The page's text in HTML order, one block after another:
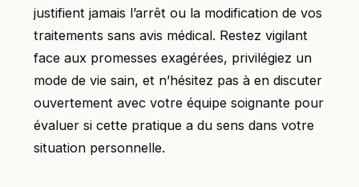
justifient jamais l’arrêt ou la modification de vos
traitements sans avis médical. Restez vigilant
face aux promesses exagérées, privilégiez un
mode de vie sain, et n’hésitez pas à en discuter
ouvertement avec votre équipe soignante pour
évaluer si cette pratique a du sens dans votre
situation personnelle.